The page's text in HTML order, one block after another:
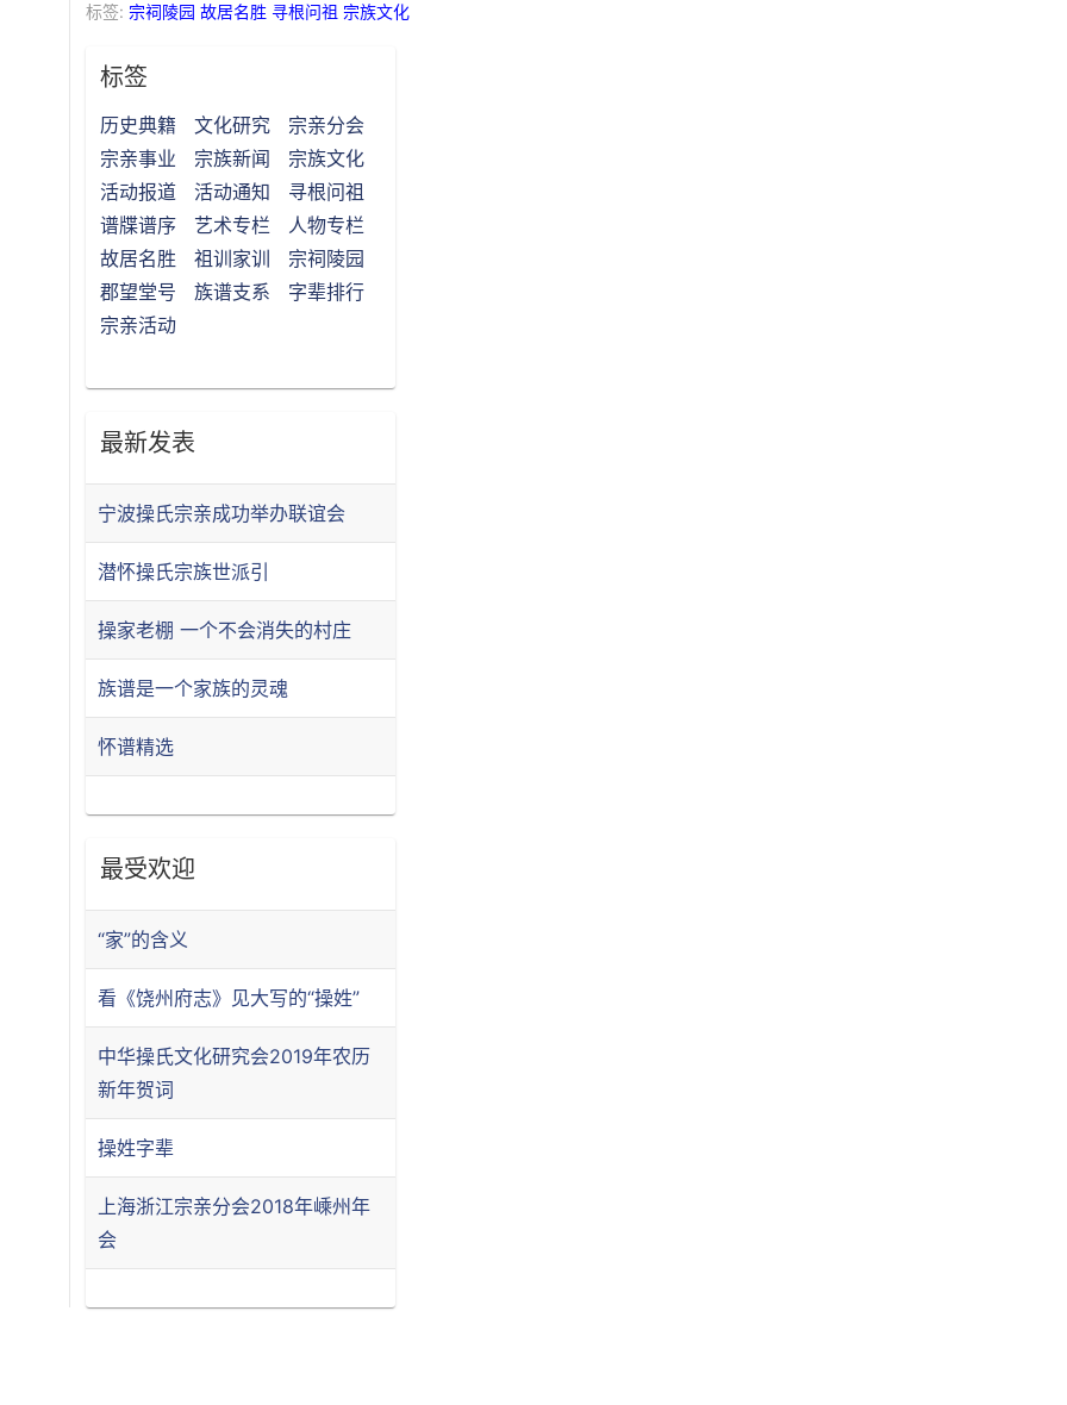
标签: 宗祠陵园 故居名胜 寻根问祖 宗族文化
标签
历史典籍 文化研究
宗亲分会
宗亲事业
宗族新闻
宗族文化
活动报道
活动通知
寻根问祖
谱牒谱序
艺术专栏
人物专栏
故居名胜
祖训家训
宗祠陵园
郡望堂号
族谱支系
字辈排行
宗亲活动
最新发表
宁波操氏宗亲成功举办联谊会
潜怀操氏宗族世派引
操家老棚 一个不会消失的村庄
族谱是一个家族的灵魂
怀谱精选
最受欢迎
“家”的含义
看《饶州府志》见大写的“操姓”
中华操氏文化研究会2019年农历
新年贺词
操姓字辈
上海浙江宗亲分会2018年嵊州年
会